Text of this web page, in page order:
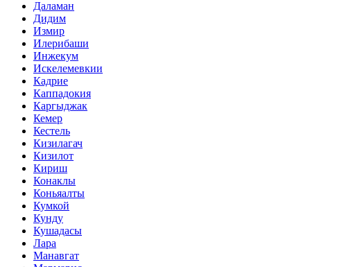
Даламан
Дидим
Измир
Илерибаши
Инжекум
Искелемевкии
Кадрие
Каппадокия
Каргыджак
Кемер
Кестель
Кизилагач
Кизилот
Кириш
Конаклы
Коньяалты
Кумкой
Кунду
Кушадасы
Лара
Манавгат